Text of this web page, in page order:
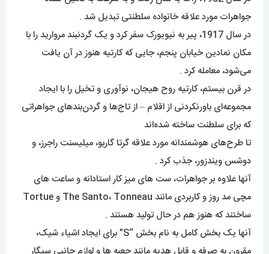
جواهرات مورد علاقه خانواده سلطنتی تبدیل شد .
در سال 1917، پیر به نیویورک سفر کرد و یک گردنبند مروارید را با
مکان نمادین خیابان پنجم، جایی که کارتیه هنوز در آن یافت
می‌شود، معامله کرد .
در قرن بیستم، کارتیه روح هیجان، نوآوری و تخیل را با ایجاد
مجموعه‌ای باورنکردنی از اقلام – از تاج‌ها و گردن‌بندهای جواهراتی
که برای سلطنت ساخته شده‌اند
تا طرح‌های هوشمندانه مورد علاقه گرتا گاربو، میلیسنت راجرز، و
دوشس ویندزور، جذب کرد .
آنها علاوه بر جواهرات، ست های میز کار استادانه و ساعت های
مچی مد روز و کاربردی مانند The Santo، Tonneau و Tortue
ساختند که هنوز هم در حال تولید هستند .
آنها یک بخش کامل به نام بخش “S” برای ایجاد اشیاء شیک،